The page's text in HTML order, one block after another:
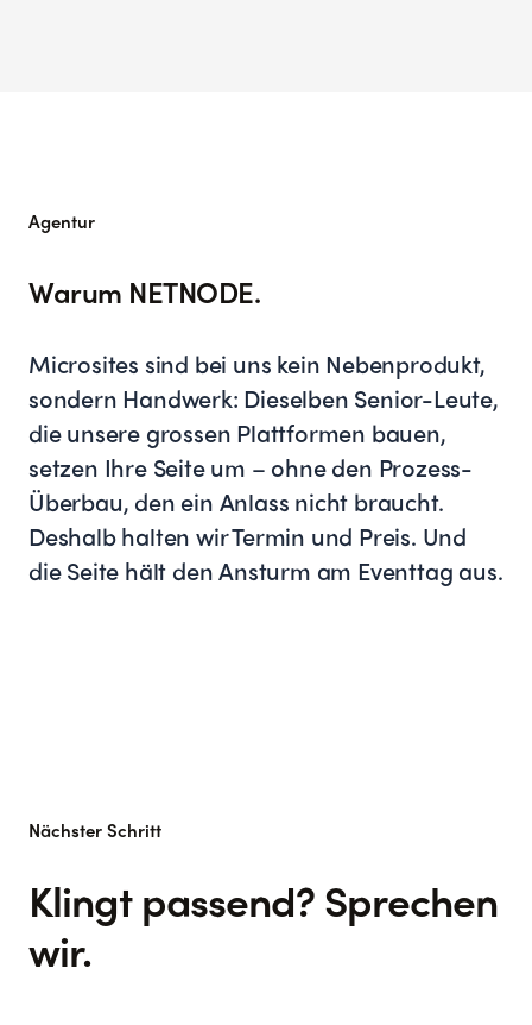
Agentur
Warum NETNODE.
Microsites sind bei uns kein Nebenprodukt,
sondern Handwerk: Dieselben Senior-Leute,
die unsere grossen Plattformen bauen,
setzen Ihre Seite um – ohne den Prozess-
Überbau, den ein Anlass nicht braucht.
Deshalb halten wir Termin und Preis. Und
die Seite hält den Ansturm am Eventtag aus.
Nächster Schritt
Klingt passend? Sprechen
wir.